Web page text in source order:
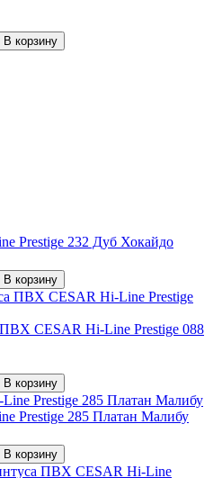
В корзину
Prestige 232 Дуб Хокайдо
В корзину
CESAR Hi-Line Prestige 088
В корзину
Prestige 285 Платан Малибу
В корзину